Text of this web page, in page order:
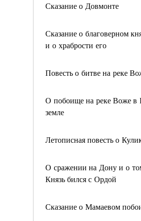
Сказание о Довмонте
Сказание о благоверном
и о храбрости его
Повесть о битве на реке
О побоище на реке Воже в
земле
Летописная повесть о
О сражении на Дону и о
Князь бился с Ордой
Сказание о Мамаевом